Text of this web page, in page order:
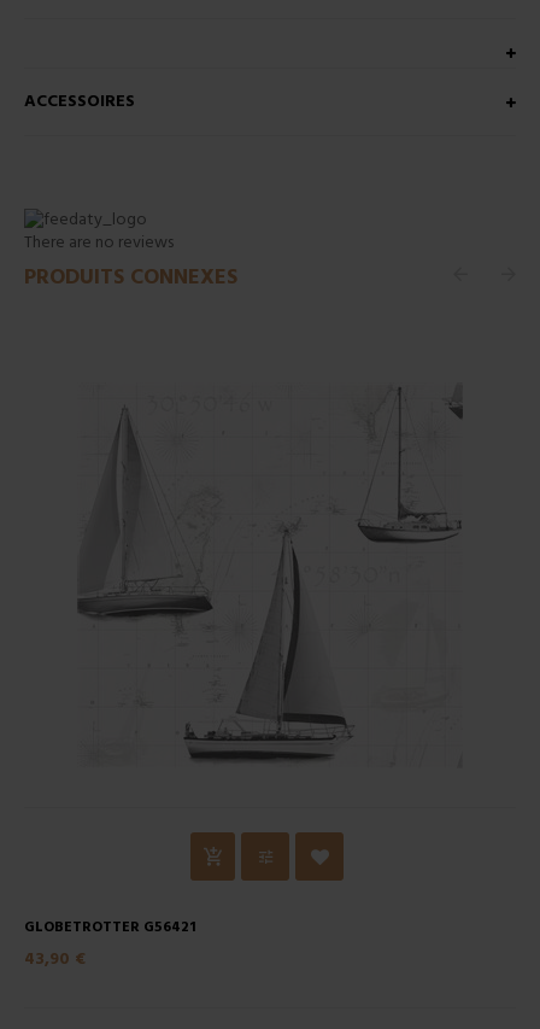
ACCESSOIRES
There are no reviews
PRODUITS CONNEXES
GLOBETROTTER G56421
43,90 €